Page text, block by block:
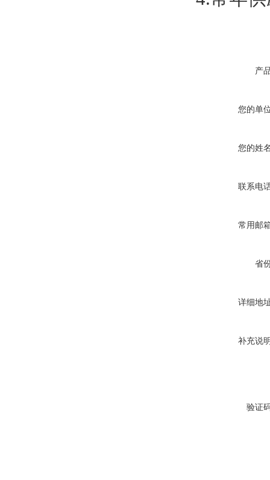
产
您的单
您的姓
联系电
常用邮
省
详细地
补充说
验证